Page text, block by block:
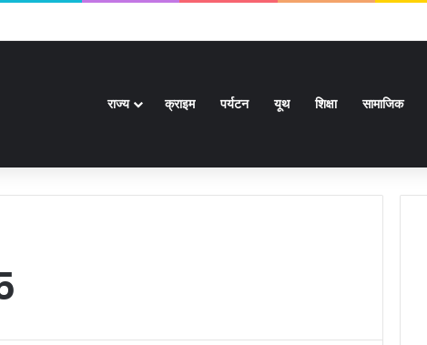
से अधिक पदों के लिए भरे जाएंगे फार्म
राज्य क्राइम पर्यटन यूथ शिक्षा सामाजिक